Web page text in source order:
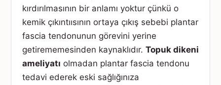
kırdırılmasının bir anlamı yoktur çünkü o
kemik çıkıntıısının ortaya çıkış sebebi plantar
fascia tendonunun görevini yerine
getirememesinden kaynaklıdır. Topuk dikeni
ameliyatı olmadan plantar fascia tendonu
tedavi ederek eski sağlığınıza